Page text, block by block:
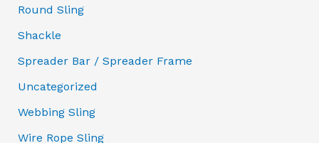
Round Sling
Shackle
Spreader Bar / Spreader Frame
Uncategorized
Webbing Sling
Wire Rope Sling